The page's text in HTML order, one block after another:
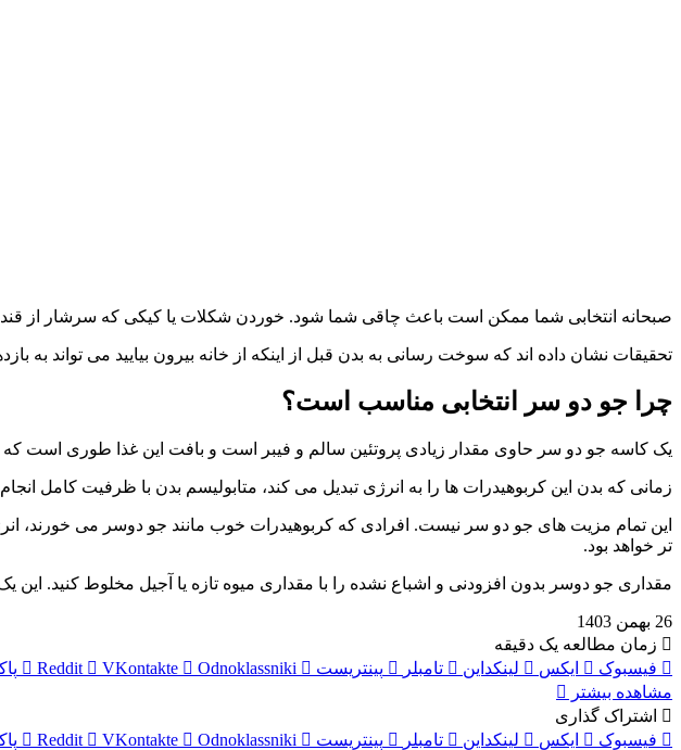
صبحانه انتخابی شما ممکن است باعث چاقی شما شود. خوردن شکلات یا کیکی که سرشار از
تحقیقات نشان داده اند که سوخت رسانی به بدن قبل از اینکه از خانه بیرون بیایید می‌
چرا جو دو سر انتخابی مناسب است؟
یک کاسه جو دو سر حاوی مقدار زیادی پروتئین سالم و فیبر است و بافت این غذا طوری است
زمانی که بدن این کربوهیدرات ها را به انرژی تبدیل می‌ کند، متابولیسم بدن با ظرفیت کامل
این تمام مزیت‌ های جو دو سر نیست. افرادی که کربوهیدرات خوب مانند جو دوسر می‌
تر خواهد بود.
مقداری جو دوسر بدون افزودنی و اشباع نشده را با مقداری میوه تازه یا آجیل مخلوط کنید. این
26 بهمن 1403
زمان مطالعه یک دقیقه
فیسبوک
ایکس لینکداین تامبلر پینتریست Reddit VKontakte Odnoklassniki
مشاهده بیشتر
اشتراک گذاری
فیسبوک
ایکس لینکداین تامبلر پینتریست Reddit VKontakte Odnoklassniki